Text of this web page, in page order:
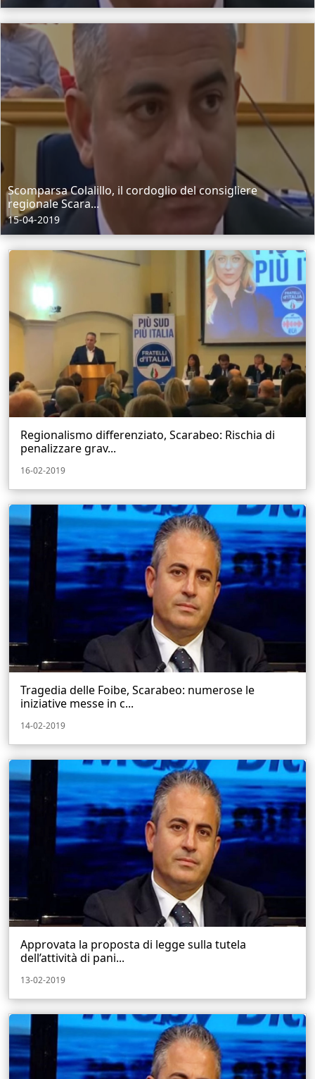
Scomparsa Colalillo, il cordoglio del consigliere
regionale Scara...
15-04-2019
Regionalismo differenziato, Scarabeo: Rischia di
penalizzare grav...
16-02-2019
Tragedia delle Foibe, Scarabeo: numerose le
iniziative messe in c...
14-02-2019
Approvata la proposta di legge sulla tutela
dell’attività di pani...
13-02-2019